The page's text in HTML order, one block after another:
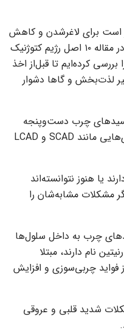
است برای لاغرشدن و کاهش
وزن سراغ روش‌های دیگر بروید. ما در مقاله ۱۰ اصل رژیم کتوژنیک
بررسی کرده‌ایم تا قبل‌از اخذ
لذت‌بخش و گاها دشوار
چرب دست‌وپنجه
نرم می‌کنند، مانند مبتلایان به بیماری‌هایی مانند SCAD و LCAD
یا هنوز نتوانسته‌اند
مشکلات مشابه‌شان را
چرب به داخل سلول‌ها
نام دارند، مبتلا
فواید چربی‌سوزی و افزایش
شدید قلبی و عروقی